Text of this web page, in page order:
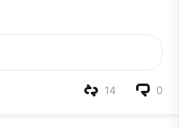
0
14